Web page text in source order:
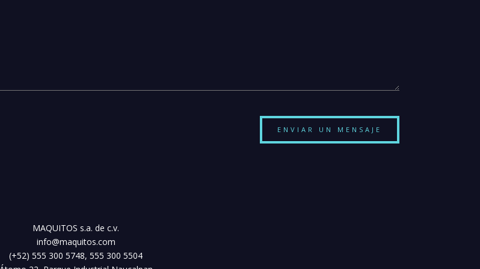
ENVIAR UN MENSAJE
MAQUITOS s.a. de c.v.
info@maquitos.com
(+52) 555 300 5748, 555 300 5504